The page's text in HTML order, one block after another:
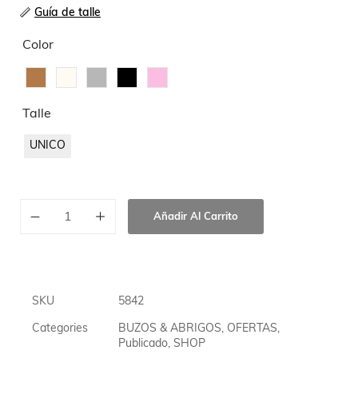
Guía de talle
Color
Talle
UNICO
Añadir Al Carrito
SKU 5842
Categories BUZOS & ABRIGOS, OFERTAS,
Publicado, SHOP